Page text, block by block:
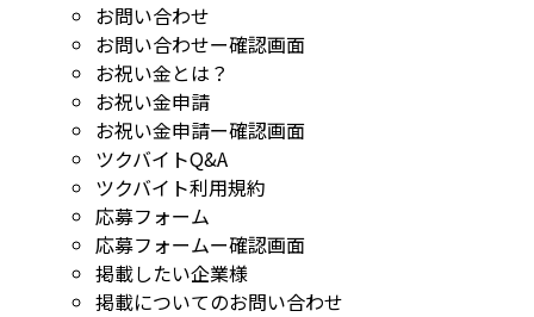
お問い合わせ
お問い合わせー確認画面
お祝い金とは？
お祝い金申請
お祝い金申請ー確認画面
ツクバイトQ&A
ツクバイト利用規約
応募フォーム
応募フォームー確認画面
掲載したい企業様
掲載についてのお問い合わせ